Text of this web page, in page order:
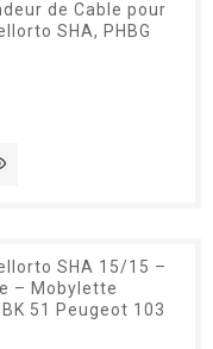
de Cable pour
SHA, PHBG
SHA 15/15 –
– Mobylette
51 Peugeot 103